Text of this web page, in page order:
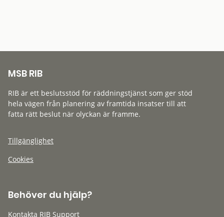
MSB RIB
RIB är ett beslutsstöd för räddningstjänst som ger stöd
hela vägen från planering av framtida insatser till att
fatta rätt beslut när olyckan är framme.
Tillgänglighet
Cookies
Behöver du hjälp?
Kontakta RIB Support